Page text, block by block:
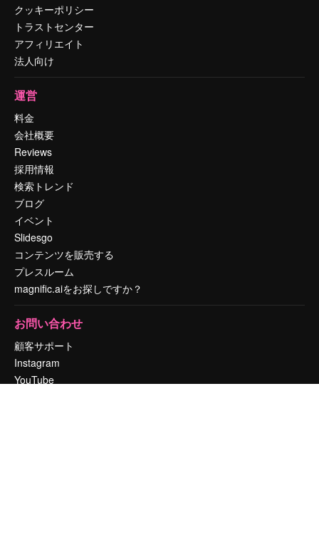
クッキーポリシー
トラストセンター
アフィリエイト
法人向け
運営
料金
会社概要
Reviews
採用情報
検索トレンド
ブログ
イベント
Slidesgo
コンテンツを販売する
プレスルーム
magnific.aiをお探しですか？
お問い合わせ
顧客サポート
Instagram
YouTube